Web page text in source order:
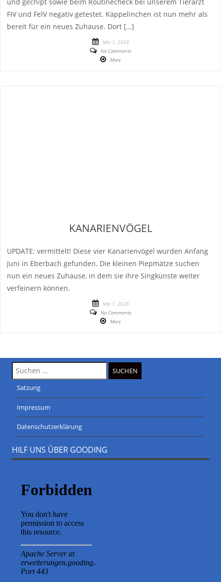
FIV und FelV negativ getestet. Käppelinchen ist nun mehr als
bereit für ein neues Zuhause. Dort […]
Mai 1, 2026
No Comments
More
KANARIENVÖGEL
UPDATE: vermittelt! Diese vier Kanarienvögel wurden Anfang
Juni in Eberbach gefunden. Die kleinen Piepmätze suchen
nun ein neues Zuhause, in dem sie ihre Singkünste weiter
verfeinern können.
Mai 1, 2026
No Comments
More
Suche
nach:
Satzung
Impressum
Datenschutzerklärung
HILF UNS ÜBER GOODING